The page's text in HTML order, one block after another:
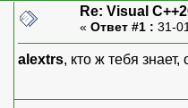
Re: Visual
« Ответ #1 : 31-
alextrs, кто ж тебя